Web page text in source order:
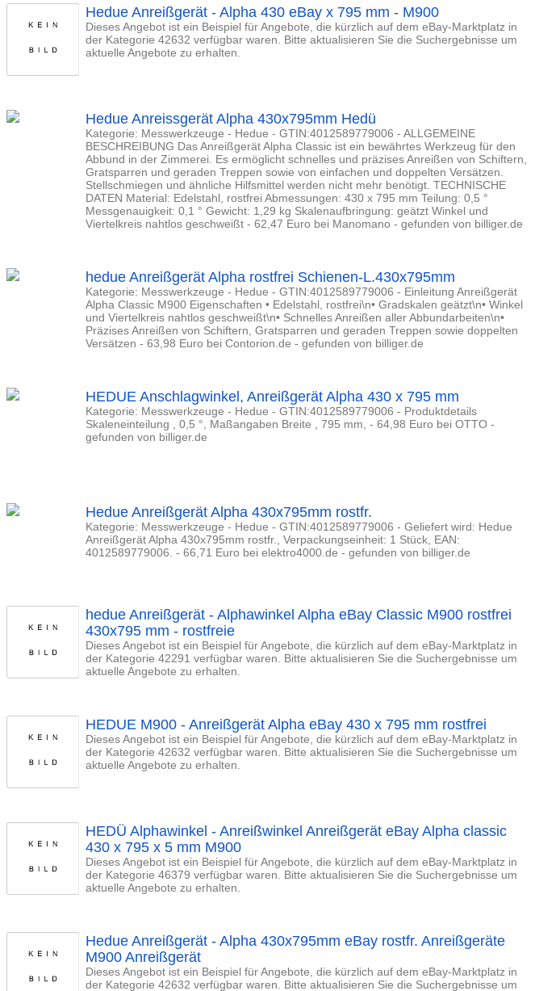
Hedue Anreißgerät - Alpha 430 eBay x 795 mm - M900
Dieses Angebot ist ein Beispiel für Angebote, die kürzlich auf dem eBay-Marktplatz in
der Kategorie 42632 verfügbar waren. Bitte aktualisieren Sie die Suchergebnisse um
aktuelle Angebote zu erhalten.
Hedue Anreissgerät Alpha 430x795mm Hedü
Kategorie: Messwerkzeuge - Hedue - GTIN:4012589779006 - ALLGEMEINE
BESCHREIBUNG Das Anreißgerät Alpha Classic ist ein bewährtes Werkzeug für den
Abbund in der Zimmerei. Es ermöglicht schnelles und präzises Anreißen von Schiftern,
Gratsparren und geraden Treppen sowie von einfachen und doppelten Versätzen.
Stellschmiegen und ähnliche Hilfsmittel werden nicht mehr benötigt. TECHNISCHE
DATEN Material: Edelstahl, rostfrei Abmessungen: 430 x 795 mm Teilung: 0,5 °
Messgenauigkeit: 0,1 ° Gewicht: 1,29 kg Skalenaufbringung: geätzt Winkel und
Viertelkreis nahtlos geschweißt - 62,47 Euro bei Manomano - gefunden von billiger.de
hedue Anreißgerät Alpha rostfrei Schienen-L.430x795mm
Kategorie: Messwerkzeuge - Hedue - GTIN:4012589779006 - Einleitung Anreißgerät
Alpha Classic M900 Eigenschaften • Edelstahl, rostfrei\n• Gradskalen geätzt\n• Winkel
und Viertelkreis nahtlos geschweißt\n• Schnelles Anreißen aller Abbundarbeiten\n•
Präzises Anreißen von Schiftern, Gratsparren und geraden Treppen sowie doppelten
Versätzen - 63,98 Euro bei Contorion.de - gefunden von billiger.de
HEDUE Anschlagwinkel, Anreißgerät Alpha 430 x 795 mm
Kategorie: Messwerkzeuge - Hedue - GTIN:4012589779006 - Produktdetails
Skaleneinteilung , 0,5 °, Maßangaben Breite , 795 mm, - 64,98 Euro bei OTTO -
gefunden von billiger.de
Hedue Anreißgerät Alpha 430x795mm rostfr.
Kategorie: Messwerkzeuge - Hedue - GTIN:4012589779006 - Geliefert wird: Hedue
Anreißgerät Alpha 430x795mm rostfr., Verpackungseinheit: 1 Stück, EAN:
4012589779006. - 66,71 Euro bei elektro4000.de - gefunden von billiger.de
hedue Anreißgerät - Alphawinkel Alpha eBay Classic M900 rostfrei
430x795 mm - rostfreie
Dieses Angebot ist ein Beispiel für Angebote, die kürzlich auf dem eBay-Marktplatz in
der Kategorie 42291 verfügbar waren. Bitte aktualisieren Sie die Suchergebnisse um
aktuelle Angebote zu erhalten.
HEDUE M900 - Anreißgerät Alpha eBay 430 x 795 mm rostfrei
Dieses Angebot ist ein Beispiel für Angebote, die kürzlich auf dem eBay-Marktplatz in
der Kategorie 42632 verfügbar waren. Bitte aktualisieren Sie die Suchergebnisse um
aktuelle Angebote zu erhalten.
HEDÜ Alphawinkel - Anreißwinkel Anreißgerät eBay Alpha classic
430 x 795 x 5 mm M900
Dieses Angebot ist ein Beispiel für Angebote, die kürzlich auf dem eBay-Marktplatz in
der Kategorie 46379 verfügbar waren. Bitte aktualisieren Sie die Suchergebnisse um
aktuelle Angebote zu erhalten.
Hedue Anreißgerät - Alpha 430x795mm eBay rostfr. Anreißgeräte
M900 Anreißgerät
Dieses Angebot ist ein Beispiel für Angebote, die kürzlich auf dem eBay-Marktplatz in
der Kategorie 42632 verfügbar waren. Bitte aktualisieren Sie die Suchergebnisse um